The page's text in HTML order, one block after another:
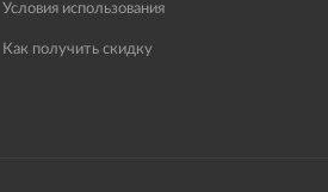
Условия использования
Как получить скидку